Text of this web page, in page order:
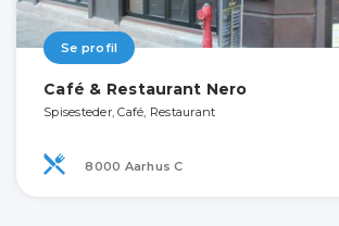
Se profil
Café & Restaurant Nero
Spisesteder, Café, Restaurant
8000 Aarhus C